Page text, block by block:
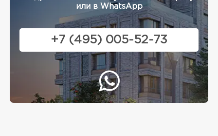
или в WhatsApp
+7 (495) 005-52-73